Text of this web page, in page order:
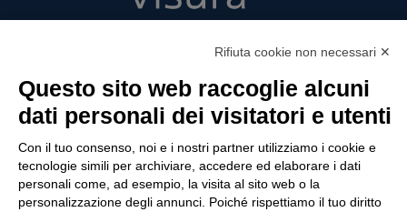
Piazzale Flaminio 1/b, 00196 Roma, Italia
Società con Socio Unico
Società soggetta alla direzione e coordinamento
di Tinexta SpA
P.IVA 05338771008 REA n. 877679
UTILITÀ
Rifiuta cookie non necessari ✕
Questo sito web raccoglie alcuni
dati personali dei visitatori e utenti
Con il tuo consenso, noi e i nostri partner utilizziamo i cookie e
tecnologie simili per archiviare, accedere ed elaborare i dati
personali come, ad esempio, la visita al sito web o la
personalizzazione degli annunci. Poiché rispettiamo il tuo diritto